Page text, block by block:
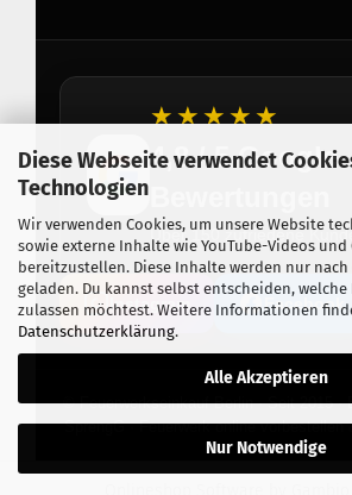
Diese Webseite verwendet
Technologien
Wir verwenden Cookies, um unsere Website
sowie externe Inhalte wie YouTube-Videos und
bereitzustellen. Diese Inhalte werden nur
geladen. Du kannst selbst entscheiden,
zulassen möchtest. Weitere Informationen
Datenschutzerklärung.
Alle Akzeptieren
Nur Notwendige
★★★★★
4,8 / 5 Google
Über 150 zufriedene
Instagram Facebook
© Feuerwerkseinkauf Berlin · Seit 2015 ·
SprengG · Feuerwerk online vorbestellen